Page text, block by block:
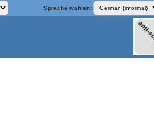
Sprache wählen: